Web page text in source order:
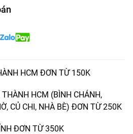
HCM ĐƠN TỪ 150K
THÀNH HCM (BÌNH CHÁNH,
CỦ CHI, NHÀ BÈ) ĐƠN TỪ 250K
ĐƠN TỪ 350K